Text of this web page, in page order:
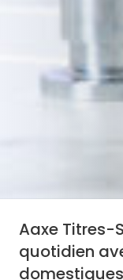
Aaxe Titres-
quotidien